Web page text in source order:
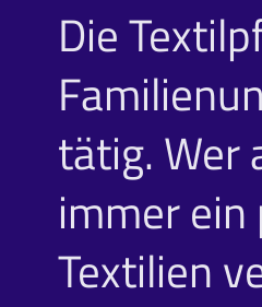
Die
tätig. Wer
immer
Textilien